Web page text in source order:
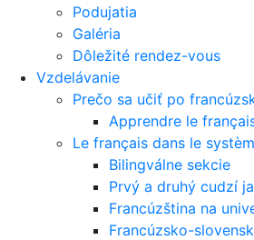
Podujatia
Galéria
Dôležité rendez-vous
Vzdelávanie
Prečo sa učiť po
Apprendre le
Le français dans le
Bilingválne sekcie
Prvý a druhý cudzí
Francúzština na
Francúzsko-